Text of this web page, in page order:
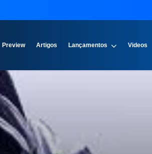
Preview Artigos Lançamentos Videos